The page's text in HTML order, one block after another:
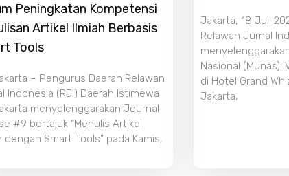
Peningkatan Kompetensi
Artikel Ilmiah Berbasis
Tools
– Pengurus Daerah Relawan
Indonesia (RJI) Daerah Istimewa
menyelenggarakan Journal
#9 bertajuk “Menulis Artikel
dengan Smart Tools” pada Kamis,
Jakarta, 18 Juli
Relawan Jurnal
Nasional (Munas)
di Hotel Grand
Jakarta,